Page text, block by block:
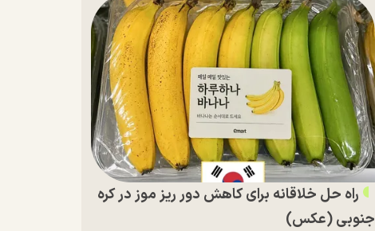
راه حل خلاقانه برای کاهش دور ریز موز در کره
جنوبی (عکس)